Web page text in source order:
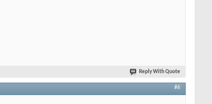
Reply With Quote
#6